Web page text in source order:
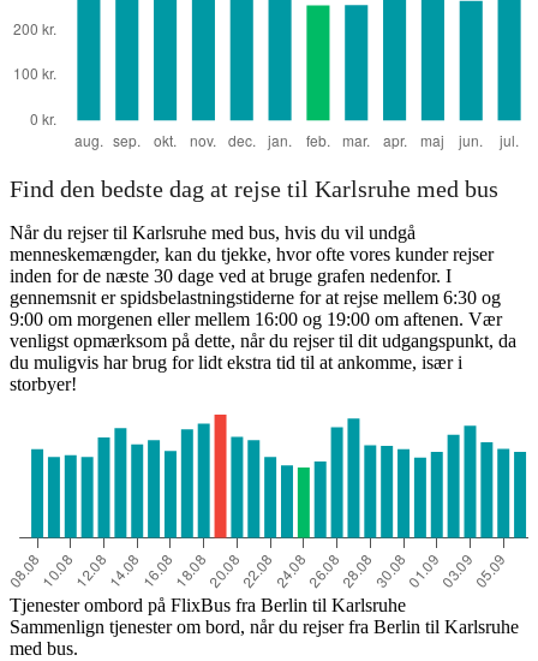
Find den bedste dag at rejse til Karlsruhe med bus
Når du rejser til Karlsruhe med bus, hvis du vil undgå
menneskemængder, kan du tjekke, hvor ofte vores kunder rejser
inden for de næste 30 dage ved at bruge grafen nedenfor. I
gennemsnit er spidsbelastningstiderne for at rejse mellem 6:30 og
9:00 om morgenen eller mellem 16:00 og 19:00 om aftenen. Vær
venligst opmærksom på dette, når du rejser til dit udgangspunkt, da
du muligvis har brug for lidt ekstra tid til at ankomme, især i
storbyer!
Tjenester ombord på FlixBus fra Berlin til Karlsruhe
Sammenlign tjenester om bord, når du rejser fra Berlin til Karlsruhe
med bus.